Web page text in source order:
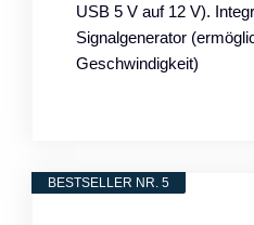
USB 5 V auf 12 V).
Signalgenerator
Geschwindigkeit)
BESTSELLER NR. 5